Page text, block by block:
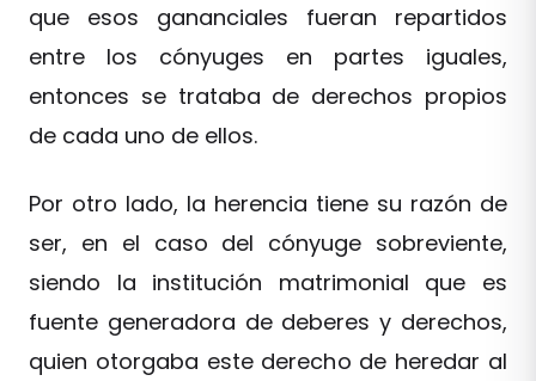
que esos gananciales fueran repartidos
entre los cónyuges en partes iguales,
entonces se trataba de derechos propios
de cada uno de ellos.
Por otro lado, la herencia tiene su razón de
ser, en el caso del cónyuge sobreviente,
siendo la institución matrimonial que es
fuente generadora de deberes y derechos,
quien otorgaba este derecho de heredar al